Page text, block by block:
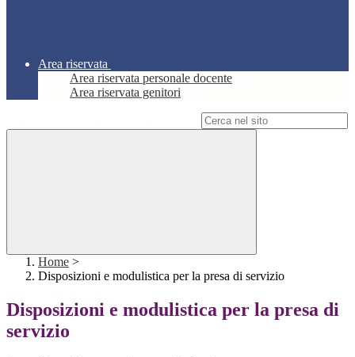
Area riservata
Area riservata personale docente
Area riservata genitori
Home >
Disposizioni e modulistica per la presa di servizio
Disposizioni e modulistica per la presa di
servizio